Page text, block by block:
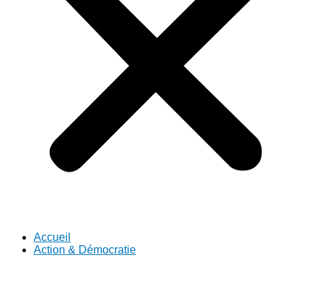
Accueil
Action & Démocratie